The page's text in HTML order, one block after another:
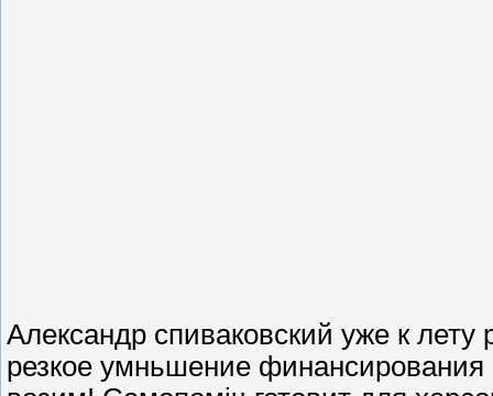
Александр спиваковский уже к лету
резкое умньшение